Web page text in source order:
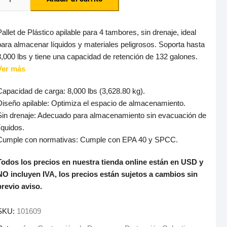
de Plástico apilable para 4 tambores, sin drenaje, ideal
almacenar líquidos y materiales peligrosos. Soporta hasta
lbs y tiene una capacidad de retención de 132 galones.
más
de carga: 8,000 lbs (3,628.80 kg).
apilable: Optimiza el espacio de almacenamiento.
drenaje: Adecuado para almacenamiento sin evacuación de
con normativas: Cumple con EPA 40 y SPCC.
los precios en nuestra tienda online están en USD y
incluyen IVA, los precios están sujetos a cambios sin
aviso.
101609